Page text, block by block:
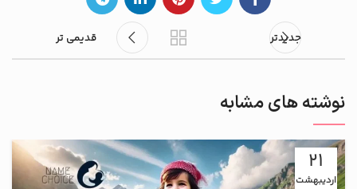
جدیدتر قدیمی تر
نوشته های مشابه
21
اردیبهشت